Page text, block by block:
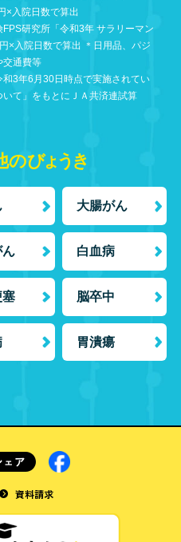
胃潰瘍
資料請求